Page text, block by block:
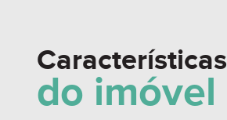
Características
do imóvel